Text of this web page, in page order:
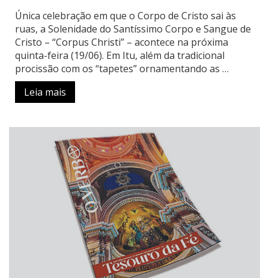
Única celebração em que o Corpo de Cristo sai às
ruas, a Solenidade do Santíssimo Corpo e Sangue de
Cristo – “Corpus Christi” – acontece na próxima
quinta-feira (19/06). Em Itu, além da tradicional
procissão com os “tapetes” ornamentando as …
Leia mais